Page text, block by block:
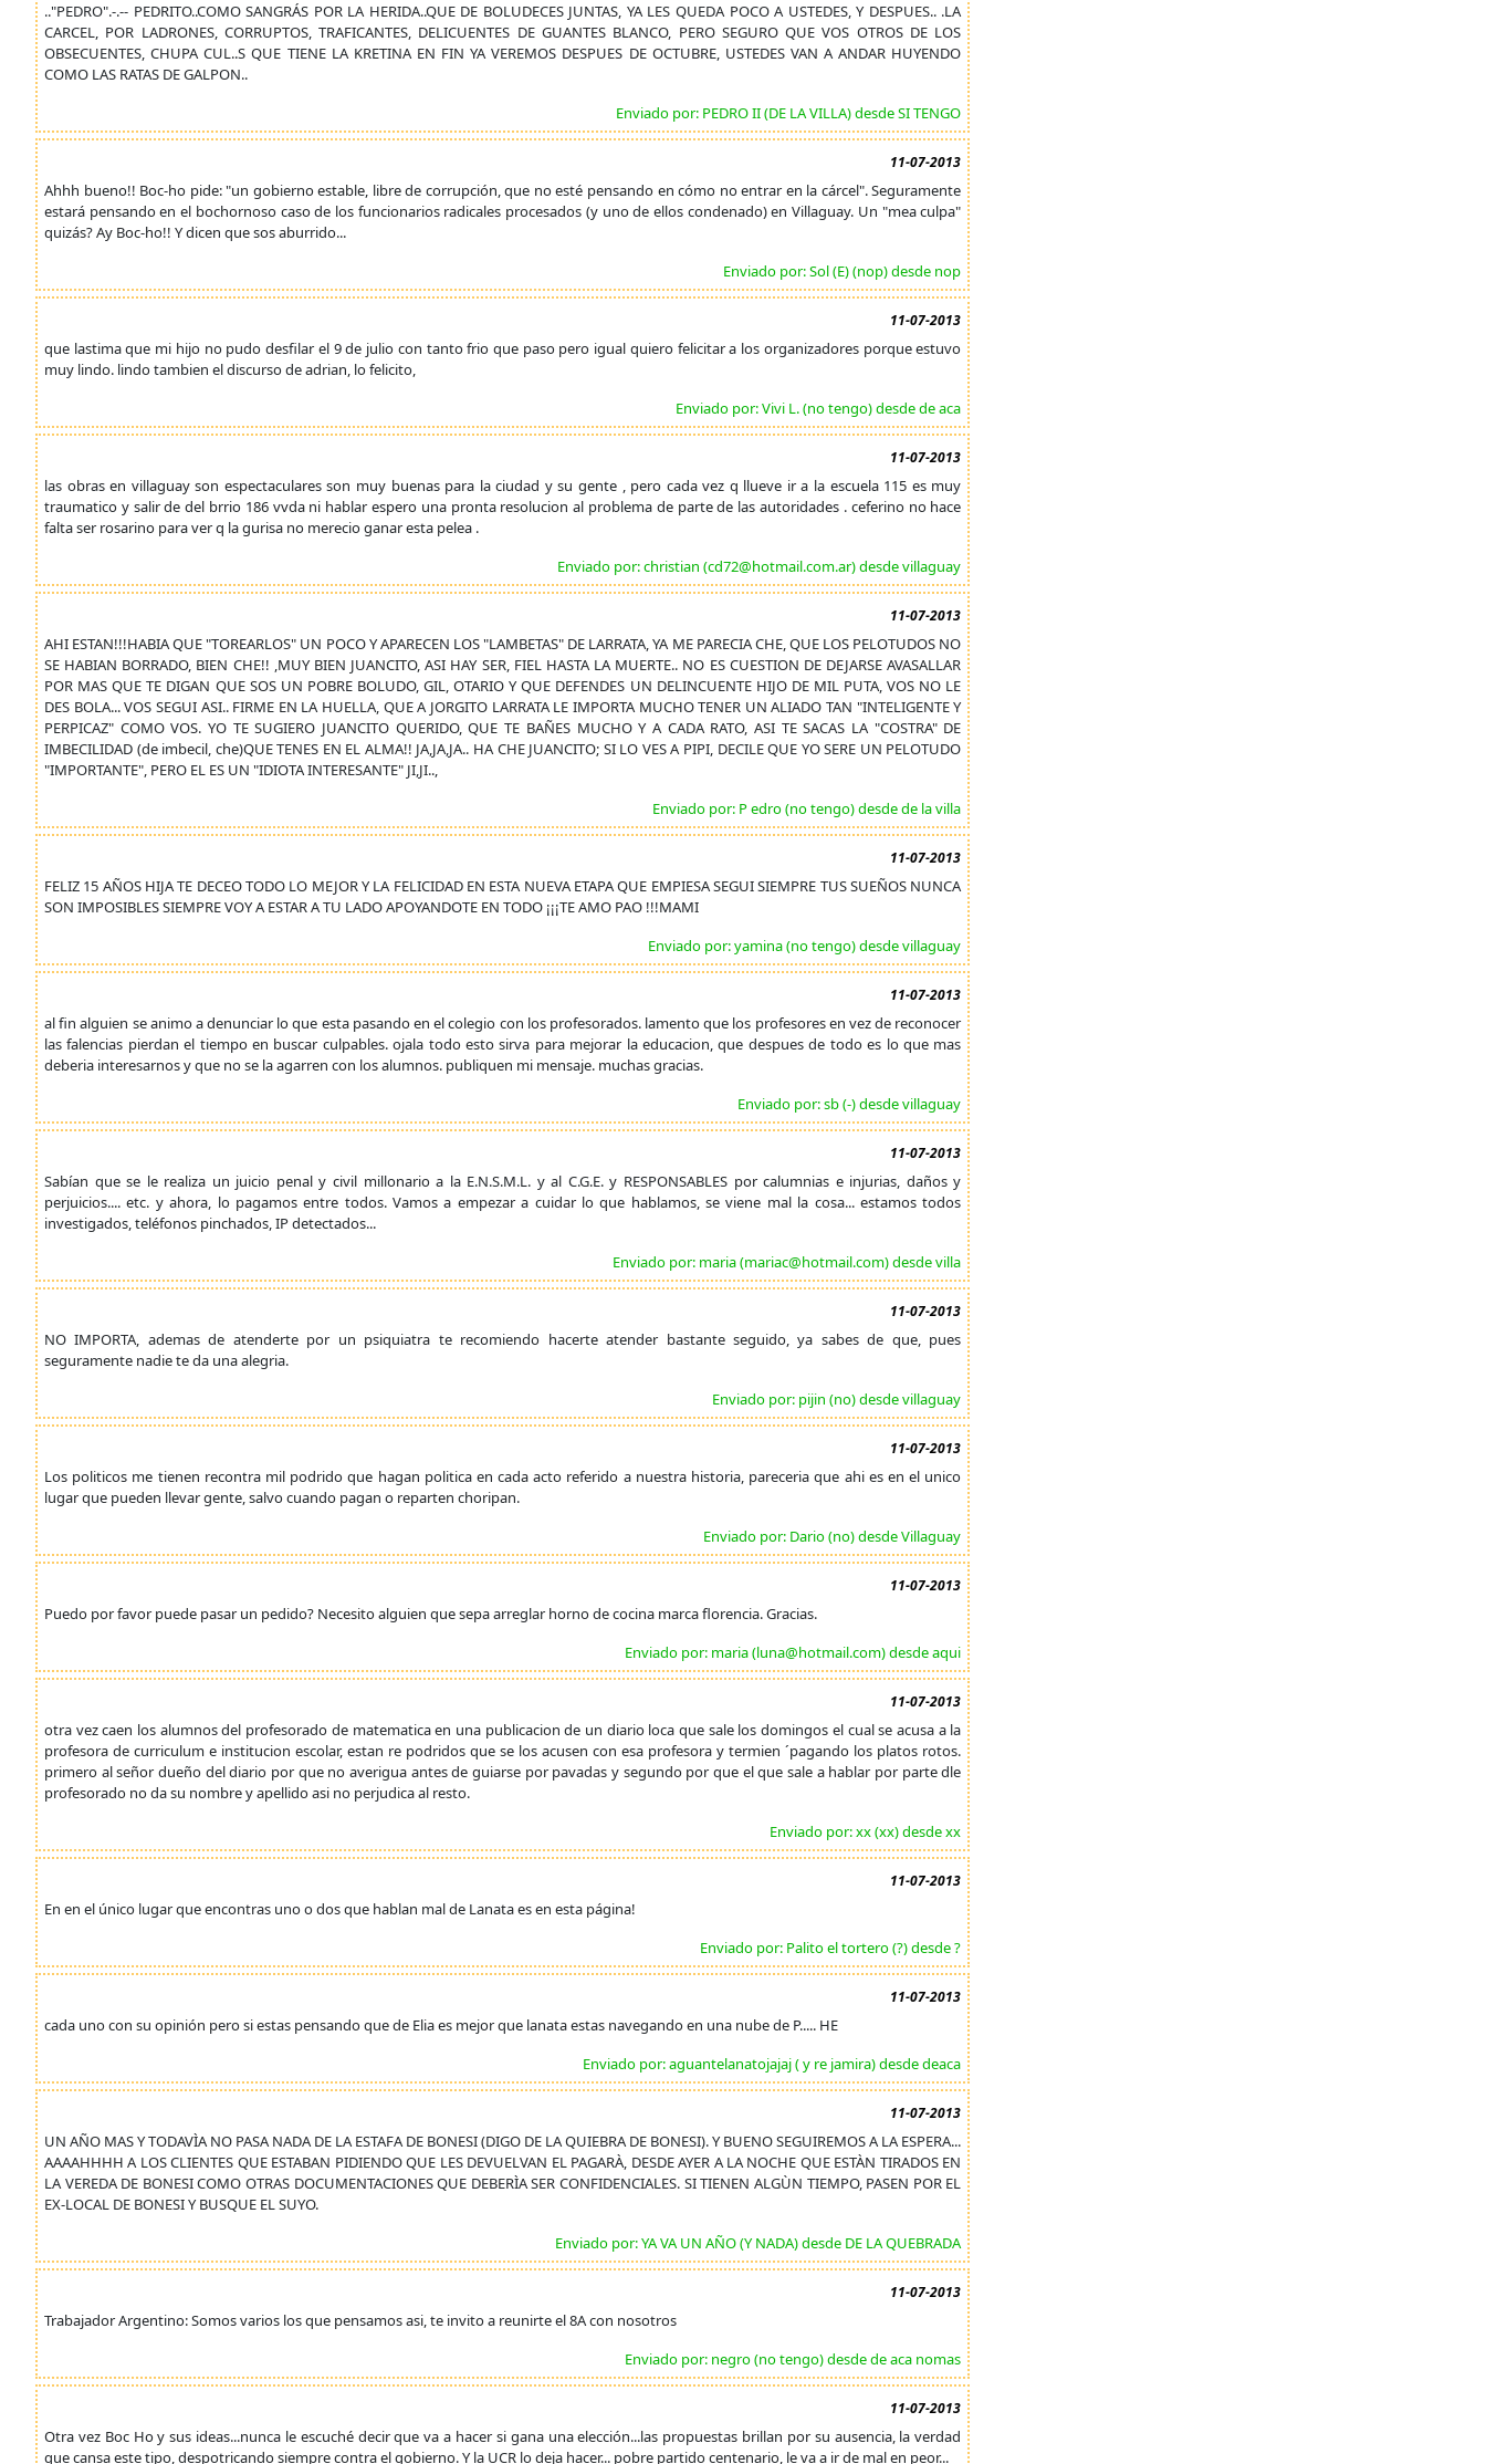
.."PEDRO".-.-- PEDRITO..COMO SANGRÁS POR LA HERIDA..QUE DE BOLUDECES JUNTAS, YA LES QUEDA POCO A USTEDES, Y DESPUES.. .LA
CARCEL, POR LADRONES, CORRUPTOS, TRAFICANTES, DELICUENTES DE GUANTES BLANCO, PERO SEGURO QUE VOS OTROS DE LOS
OBSECUENTES, CHUPA CUL..S QUE TIENE LA KRETINA EN FIN YA VEREMOS DESPUES DE OCTUBRE, USTEDES VAN A ANDAR HUYENDO
COMO LAS RATAS DE GALPON..
Enviado por: PEDRO II (DE LA VILLA) desde SI TENGO
11-07-2013
Ahhh bueno!! Boc-ho pide: "un gobierno estable, libre de corrupción, que no esté pensando en cómo no entrar en la cárcel". Seguramente
estará pensando en el bochornoso caso de los funcionarios radicales procesados (y uno de ellos condenado) en Villaguay. Un "mea culpa"
quizás? Ay Boc-ho!! Y dicen que sos aburrido...
Enviado por: Sol (E) (nop) desde nop
11-07-2013
que lastima que mi hijo no pudo desfilar el 9 de julio con tanto frio que paso pero igual quiero felicitar a los organizadores porque estuvo
muy lindo. lindo tambien el discurso de adrian, lo felicito,
Enviado por: Vivi L. (no tengo) desde de aca
11-07-2013
las obras en villaguay son espectaculares son muy buenas para la ciudad y su gente , pero cada vez q llueve ir a la escuela 115 es muy
traumatico y salir de del brrio 186 vvda ni hablar espero una pronta resolucion al problema de parte de las autoridades . ceferino no hace
falta ser rosarino para ver q la gurisa no merecio ganar esta pelea .
Enviado por: christian (cd72@hotmail.com.ar) desde villaguay
11-07-2013
AHI ESTAN!!!HABIA QUE "TOREARLOS" UN POCO Y APARECEN LOS "LAMBETAS" DE LARRATA, YA ME PARECIA CHE, QUE LOS PELOTUDOS NO
SE HABIAN BORRADO, BIEN CHE!! ,MUY BIEN JUANCITO, ASI HAY SER, FIEL HASTA LA MUERTE.. NO ES CUESTION DE DEJARSE AVASALLAR
POR MAS QUE TE DIGAN QUE SOS UN POBRE BOLUDO, GIL, OTARIO Y QUE DEFENDES UN DELINCUENTE HIJO DE MIL PUTA, VOS NO LE
DES BOLA... VOS SEGUI ASI.. FIRME EN LA HUELLA, QUE A JORGITO LARRATA LE IMPORTA MUCHO TENER UN ALIADO TAN "INTELIGENTE Y
PERPICAZ" COMO VOS. YO TE SUGIERO JUANCITO QUERIDO, QUE TE BAÑES MUCHO Y A CADA RATO, ASI TE SACAS LA "COSTRA" DE
IMBECILIDAD (de imbecil, che)QUE TENES EN EL ALMA!! JA,JA,JA.. HA CHE JUANCITO; SI LO VES A PIPI, DECILE QUE YO SERE UN PELOTUDO
"IMPORTANTE", PERO EL ES UN "IDIOTA INTERESANTE" JI,JI..,
Enviado por: P edro (no tengo) desde de la villa
11-07-2013
FELIZ 15 AÑOS HIJA TE DECEO TODO LO MEJOR Y LA FELICIDAD EN ESTA NUEVA ETAPA QUE EMPIESA SEGUI SIEMPRE TUS SUEÑOS NUNCA
SON IMPOSIBLES SIEMPRE VOY A ESTAR A TU LADO APOYANDOTE EN TODO ¡¡¡TE AMO PAO !!!MAMI
Enviado por: yamina (no tengo) desde villaguay
11-07-2013
al fin alguien se animo a denunciar lo que esta pasando en el colegio con los profesorados. lamento que los profesores en vez de reconocer
las falencias pierdan el tiempo en buscar culpables. ojala todo esto sirva para mejorar la educacion, que despues de todo es lo que mas
deberia interesarnos y que no se la agarren con los alumnos. publiquen mi mensaje. muchas gracias.
Enviado por: sb (-) desde villaguay
11-07-2013
Sabían que se le realiza un juicio penal y civil millonario a la E.N.S.M.L. y al C.G.E. y RESPONSABLES por calumnias e injurias, daños y
perjuicios.... etc. y ahora, lo pagamos entre todos. Vamos a empezar a cuidar lo que hablamos, se viene mal la cosa... estamos todos
investigados, teléfonos pinchados, IP detectados...
Enviado por: maria (mariac@hotmail.com) desde villa
11-07-2013
NO IMPORTA, ademas de atenderte por un psiquiatra te recomiendo hacerte atender bastante seguido, ya sabes de que, pues
seguramente nadie te da una alegria.
Enviado por: pijin (no) desde villaguay
11-07-2013
Los politicos me tienen recontra mil podrido que hagan politica en cada acto referido a nuestra historia, pareceria que ahi es en el unico
lugar que pueden llevar gente, salvo cuando pagan o reparten choripan.
Enviado por: Dario (no) desde Villaguay
11-07-2013
Puedo por favor puede pasar un pedido? Necesito alguien que sepa arreglar horno de cocina marca florencia. Gracias.
Enviado por: maria (luna@hotmail.com) desde aqui
11-07-2013
otra vez caen los alumnos del profesorado de matematica en una publicacion de un diario loca que sale los domingos el cual se acusa a la
profesora de curriculum e institucion escolar, estan re podridos que se los acusen con esa profesora y termien ´pagando los platos rotos.
primero al señor dueño del diario por que no averigua antes de guiarse por pavadas y segundo por que el que sale a hablar por parte dle
profesorado no da su nombre y apellido asi no perjudica al resto.
Enviado por: xx (xx) desde xx
11-07-2013
En en el único lugar que encontras uno o dos que hablan mal de Lanata es en esta página!
Enviado por: Palito el tortero (?) desde ?
11-07-2013
cada uno con su opinión pero si estas pensando que de Elia es mejor que lanata estas navegando en una nube de P..... HE
Enviado por: aguantelanatojajaj ( y re jamira) desde deaca
11-07-2013
UN AÑO MAS Y TODAVÌA NO PASA NADA DE LA ESTAFA DE BONESI (DIGO DE LA QUIEBRA DE BONESI). Y BUENO SEGUIREMOS A LA ESPERA...
AAAAHHHH A LOS CLIENTES QUE ESTABAN PIDIENDO QUE LES DEVUELVAN EL PAGARÀ, DESDE AYER A LA NOCHE QUE ESTÀN TIRADOS EN
LA VEREDA DE BONESI COMO OTRAS DOCUMENTACIONES QUE DEBERÌA SER CONFIDENCIALES. SI TIENEN ALGÙN TIEMPO, PASEN POR EL
EX-LOCAL DE BONESI Y BUSQUE EL SUYO.
Enviado por: YA VA UN AÑO (Y NADA) desde DE LA QUEBRADA
11-07-2013
Trabajador Argentino: Somos varios los que pensamos asi, te invito a reunirte el 8A con nosotros
Enviado por: negro (no tengo) desde de aca nomas
11-07-2013
Otra vez Boc Ho y sus ideas...nunca le escuché decir que va a hacer si gana una elección...las propuestas brillan por su ausencia, la verdad
que cansa este tipo, despotricando siempre contra el gobierno. Y la UCR lo deja hacer... pobre partido centenario, le va a ir de mal en peor...